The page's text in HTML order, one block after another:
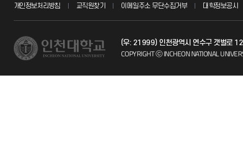
시설예약 자주 묻는 질문
개인정보처리방침 교직원찾기 이메일주소 무단수집거부 대학정보공시
(우: 21999) 인천광역시 연수구 갯벌로
COPYRIGHT ⓒ INCHEON NATIONAL